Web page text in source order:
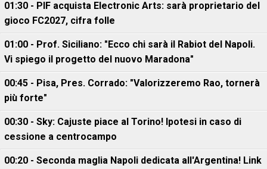
01:30 - PIF acquista Electronic Arts: sarà proprietario del
gioco FC2027, cifra folle
01:00 - Prof. Siciliano: "Ecco chi sarà il Rabiot del Napoli.
Vi spiego il progetto del nuovo Maradona"
00:45 - Pisa, Pres. Corrado: "Valorizzeremo Rao, tornerà
più forte"
00:30 - Sky: Cajuste piace al Torino! Ipotesi in caso di
cessione a centrocampo
00:20 - Seconda maglia Napoli dedicata all'Argentina! Link